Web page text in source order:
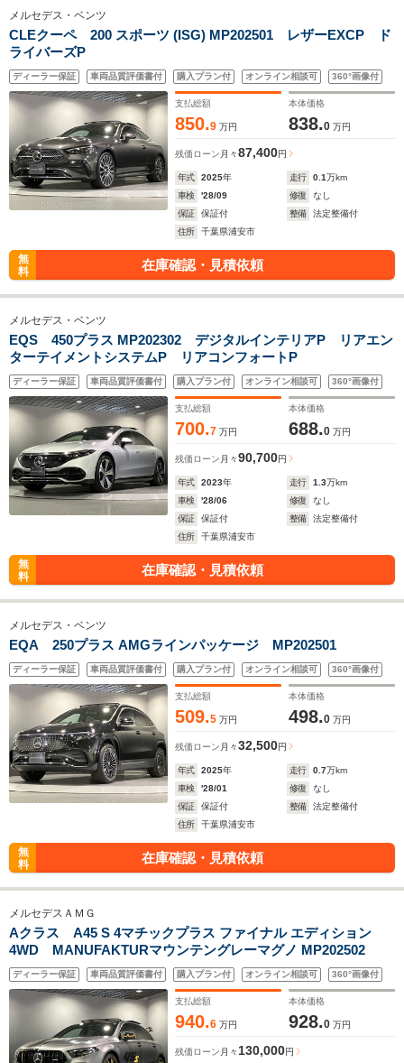
メルセデス・ベンツ
CLEクーペ 200 スポーツ (ISG) MP202501 レザーEXCP ド
ライバーズP
ディーラー保証 車両品質評価書付 購入プラン付 オンライン相談可 360°画像付
支払総額
850.9 万円
本体価格
838.0 万円
残価ローン 月々87,400円
年式 2025年 走行 0.1万km
車検
'28/09 修復
なし
保証
保証付 整備
法定整備付
住所
千葉県浦安市
無
料
在庫確認・見積依頼
メルセデス・ベンツ
EQS 450プラス MP202302 デジタルインテリアP リアエン
ターテイメントシステムP リアコンフォートP
ディーラー保証 車両品質評価書付 購入プラン付 オンライン相談可 360°画像付
支払総額
700.7 万円
本体価格
688.0 万円
残価ローン 月々90,700円
年式 2023年 走行 1.3万km
車検
'28/06 修復
なし
保証
保証付 整備
法定整備付
住所
千葉県浦安市
無
料
在庫確認・見積依頼
メルセデス・ベンツ
EQA 250プラス AMGラインパッケージ MP202501
ディーラー保証 車両品質評価書付 購入プラン付 オンライン相談可 360°画像付
支払総額
509.5 万円
本体価格
498.0 万円
残価ローン 月々32,500円
年式 2025年 走行 0.7万km
車検
'28/01 修復
なし
保証
保証付 整備
法定整備付
住所
千葉県浦安市
無
料
在庫確認・見積依頼
メルセデスＡＭＧ
Aクラス A45 S 4マチックプラス ファイナル エディション
4WD MANUFAKTURマウンテングレーマグノ MP202502
ディーラー保証 車両品質評価書付 購入プラン付 オンライン相談可 360°画像付
支払総額
940.6 万円
本体価格
928.0 万円
残価ローン 月々 130,000円